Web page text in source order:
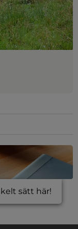
sätt här!